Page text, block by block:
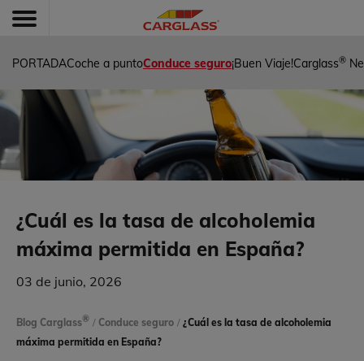
PORTADACoche a puntoConduce seguro¡Buen Viaje!Carglass®
¿Cuál es la tasa de alcoholemia
máxima permitida en España?
03 de junio, 2026
Blog Carglass® / Conduce seguro / ¿Cuál es la tasa de alcoholemia
máxima permitida en España?